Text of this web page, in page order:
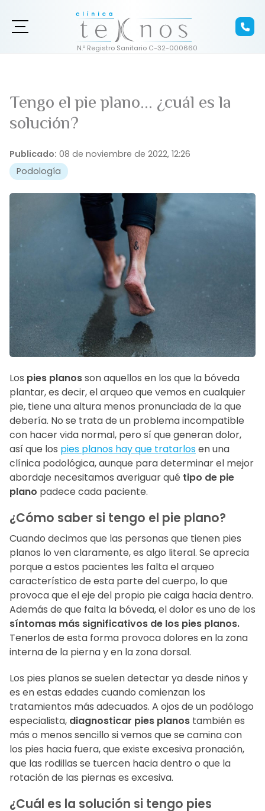
Tengo el pie plano... ¿cuál es la
solución?
Publicado: 08 de noviembre de 2022, 12:26
Podología
Los pies planosson aquellos en los que la bóveda
plantar, es decir, el arqueo que vemos en cualquier
pie, tiene una altura menos pronunciada de la que
debería. No se trata de un problema incompatible
con hacer vida normal, pero sí que generan dolor,
así que los pies planos hay que tratarlosen una
clínica podológica, aunque para determinar el mejor
abordaje necesitamos averiguar qué tipo de pie
plano padece cada paciente.
¿Cómo saber si tengo el pie plano?
Cuando decimos que las personas que tienen pies
planos lo ven claramente, es algo literal. Se aprecia
porque a estos pacientes les falta el arqueo
característico de esta parte del cuerpo, lo que
provoca que el eje del propio pie caiga hacia dentro.
Además de que falta la bóveda, el dolor es uno de los
síntomas más significativos de los pies planos.
Tenerlos de esta forma provoca dolores en la zona
interna de la pierna y en la zona dorsal.
Los pies planos se suelen detectar ya desde niños y
es en estas edades cuando comienzan los
tratamientos más adecuados. A ojos de un podólogo
especialista, diagnosticar pies planos también es
más o menos sencillo si vemos que se camina con
los pies hacia fuera, que existe excesiva pronación,
que las rodillas se tuercen hacia dentro o que la
rotación de las piernas es excesiva.
¿Cuál es la solución si tengo pies